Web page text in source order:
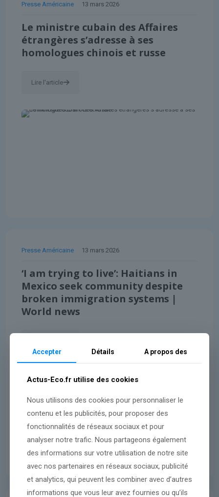
Presse Américaine 13 mars 2026
Le ministre cubain des Affaires
étrangères s’adresse à ses
homologues chinois et russe
Lire l'article
Presse Américaine 13 mars 2026
‘I am trying to live’: Haitians in
Mexico seek community despite
broken immigration systems |
World news
Accepter Détails A propos des
Actus-Eco.fr utilise des cookies
Nous utilisons des cookies pour personnaliser le
contenu et les publicités, pour proposer des
fonctionnalités de réseaux sociaux et pour
analyser notre trafic. Nous partageons également
des informations sur votre utilisation de notre site
avec nos partenaires en réseaux sociaux, publicité
et analytics, qui peuvent les combiner avec d’autres
informations que vous leur avez fournies ou qu’ils